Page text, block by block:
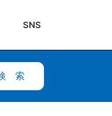
SNS
検索